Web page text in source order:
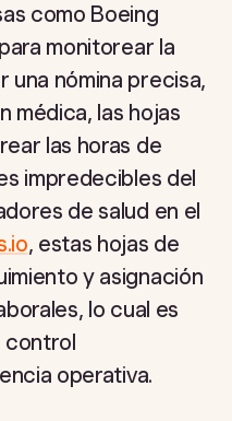
como Boeing
monitorear la
una nómina precisa,
médica, las hojas
las horas de
impredecibles del
de salud en el
, estas hojas de
y asignación
lo cual es
control
operativa.